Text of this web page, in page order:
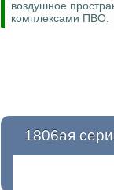
воздушное
комплексами ПВО.
1806ая